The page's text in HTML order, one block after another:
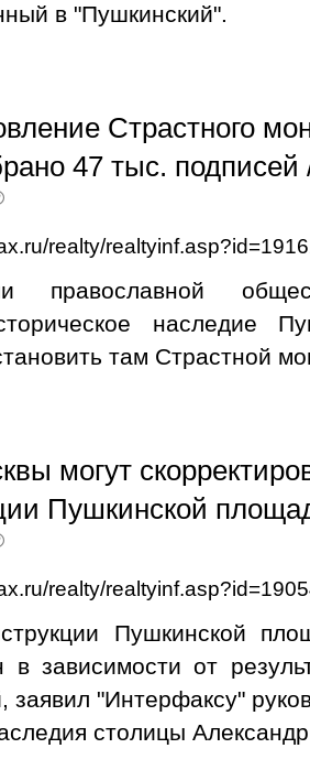
в "Пушкинский".
Страстного
47 тыс.
realty/
православной
наследие
там Страстной
могут
Пушкинской
realty/
Пушкинской
зависимости от
заявил "Интерфаксу"
столицы